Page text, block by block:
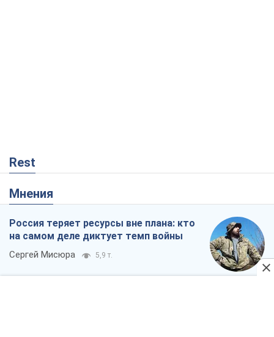
Rest
Мнения
Россия теряет ресурсы вне плана: кто
на самом деле диктует темп войны
Сергей Мисюра 5,9 т.